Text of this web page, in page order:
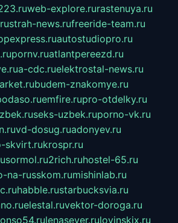
web-explore.rurastenuya.ru
strah-news.rufreeride-team.ru
autostudiopro.ru
pornv.ruatlantpereezd.ru
a-cdc.ruelektrostal-news.ru
budem-znakomye.ru
emfire.rupro-otdelky.ru
seks-uzbek.ruporno-vk.ru
vd-dosug.ruadonyev.ru
skvirt.rukrospr.ru
sormol.ru2rich.ruhostel-65.ru
na-russkom.rumishinlab.ru
habble.rustarbucksvia.ru
elestal.ruvektor-doroga.ru
lenasever.rulovinskix.ru